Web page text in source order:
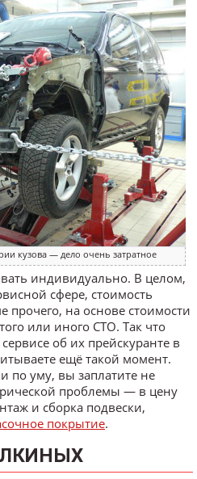
кузова — дело очень затратное
индивидуально. В целом,
сфере, стоимость
прочего, на основе стоимости
или иного СТО. Так что
об их прейскуранте в
ещё такой момент.
по уму, вы заплатите не
проблемы — в цену
и сборка подвески,
покрытие.